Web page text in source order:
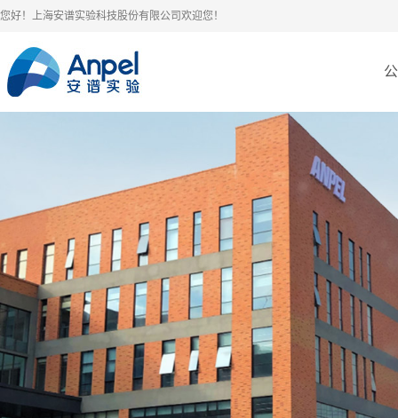
您好！上海安谱实验科技股份有限公司欢迎您！